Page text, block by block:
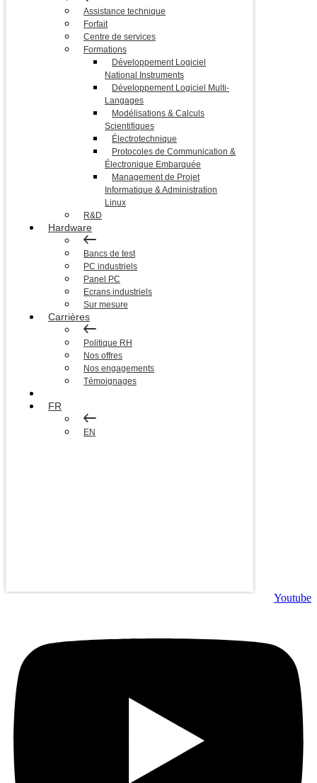
Assistance technique
Forfait
Centre de services
Formations
Développement Logiciel
National Instruments
Développement Logiciel Multi-
Langages
Modélisations & Calculs
Scientifiques
Électrotechnique
Protocoles de Communication &
Électronique Embarquée
Management de Projet
Informatique & Administration
Linux
R&D
Hardware
Bancs de test
PC industriels
Panel PC
Ecrans industriels
Sur mesure
Carrières
Politique RH
Nos offres
Nos engagements
Témoignages
FR
EN
Youtube